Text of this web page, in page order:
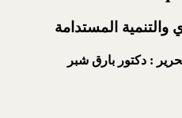
والتنمية المستدامة
: دكتور بارق شبر